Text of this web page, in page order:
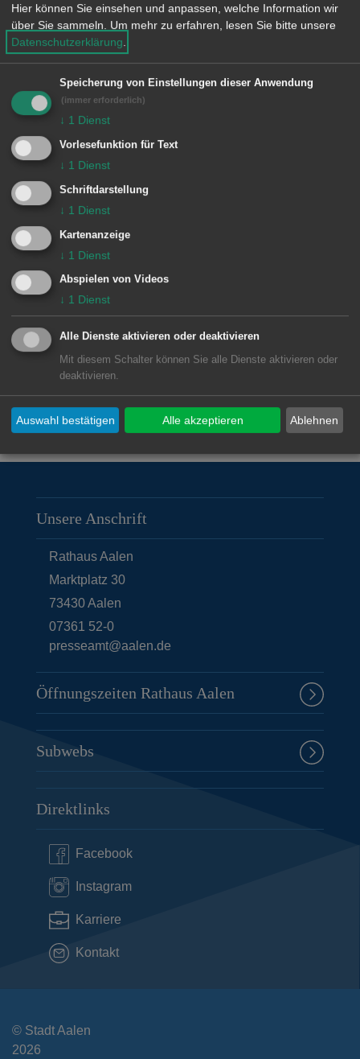
Wiesenparkplätze Biberweg
Parkplätze BayWa und REWE in der
Gartenstraße
Parkhäuser Rathaus, Spitalstraße
und Bahnhof
Für die Gästefans sind die Parkplätze
auf dem Festplatz Unterrombach sowie
bei der Hochschule im Burren
reserviert.
Die Zufahrt in den Stadionweg ist
zwischen 13:30 Uhr und 15:30 Uhr nur
erschwert möglich bzw. gesperrt.
© Stadt Aalen, 10.08.2017
Unsere Anschrift
Rathaus Aalen
Marktplatz 30
73430Aalen
07361 52-0
presseamt@aalen.de
Öffnungszeiten Rathaus Aalen
Subwebs
Direktlinks
Facebook
Instagram
Karriere
Kontakt
© Stadt Aalen
2026
Hier können Sie einsehen und anpassen, welche Information wir
über Sie sammeln. Um mehr zu erfahren, lesen Sie bitte unsere
Datenschutzerklärung.
Speicherung von Einstellungen dieser Anwendung
(immer erforderlich)
↓ 1 Dienst
Vorlesefunktion für Text
↓ 1 Dienst
Schriftdarstellung
↓ 1 Dienst
Kartenanzeige
↓ 1 Dienst
Abspielen von Videos
↓ 1 Dienst
Alle Dienste aktivieren oder deaktivieren
Mit diesem Schalter können Sie alle Dienste aktivieren oder
deaktivieren.
Ablehnen
Auswahl bestätigen Alle akzeptieren